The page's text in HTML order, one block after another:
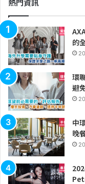
的
環
避
中
晚